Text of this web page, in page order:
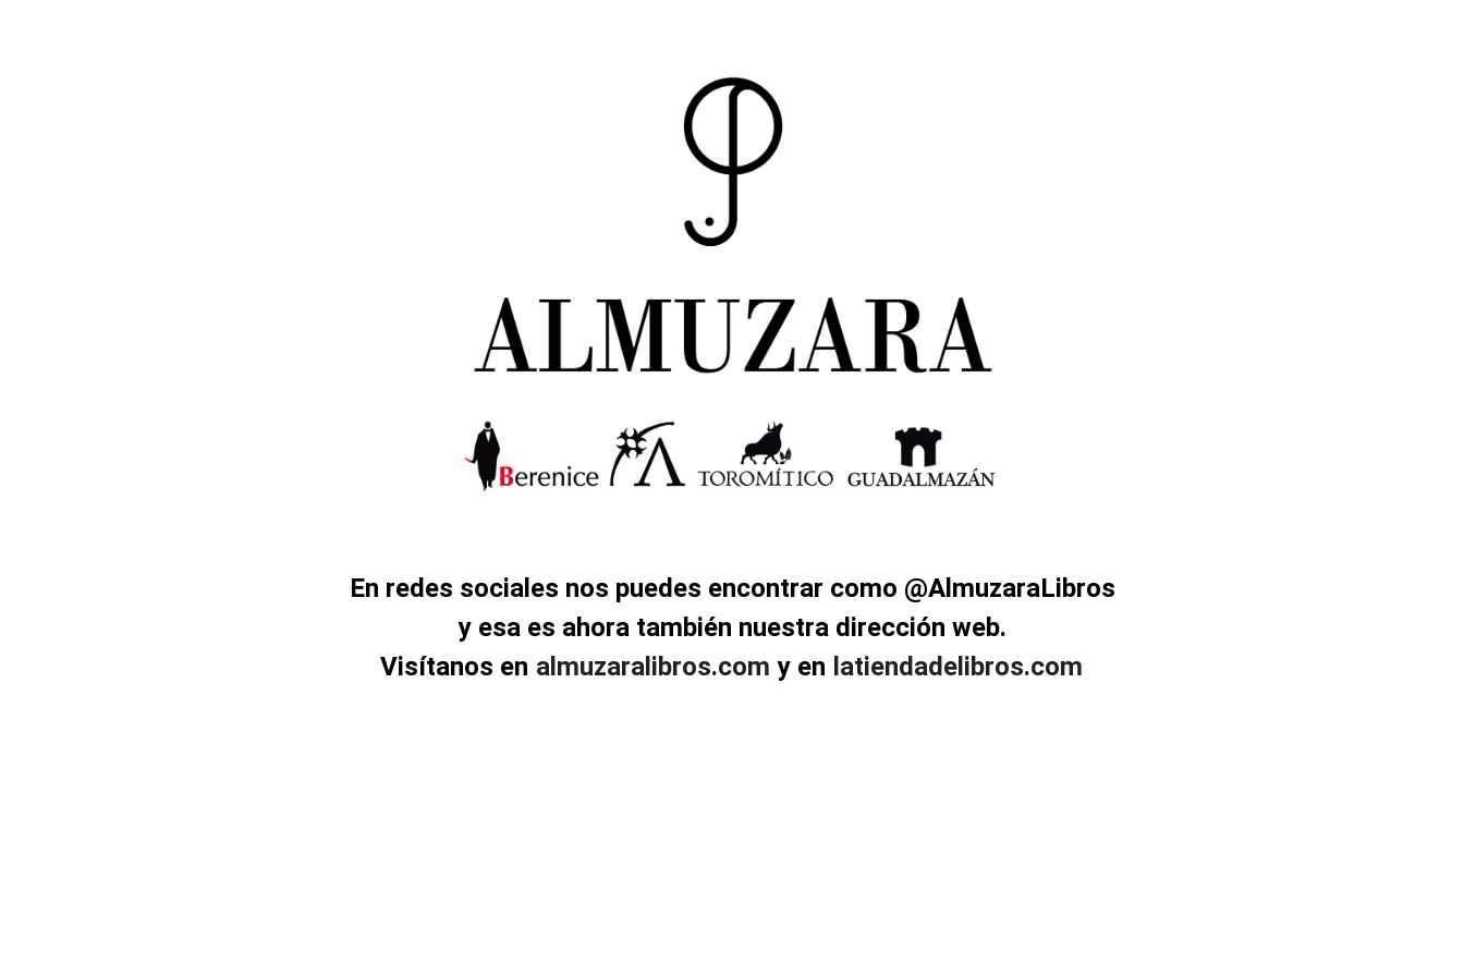
En redes sociales nos puedes encontrar como @AlmuzaraLibros
y esa es ahora también nuestra dirección web.
Visítanos en almuzaralibros.com y en latiendadelibros.com